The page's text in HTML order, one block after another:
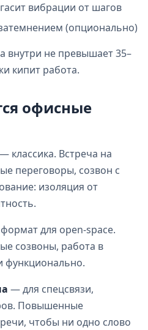
вибрации от шагов
(опционально)
внутри не превышает 35–
кипит работа.
офисные
— классика. Встреча на
переговоры, созвон с
изоляция от
для open‑space.
созвоны, работа в
функционально.
— для спецсвязи,
Повышенные
чтобы ни одно слово